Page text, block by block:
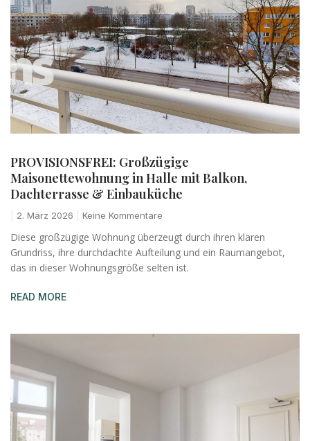
PROVISIONSFREI: Großzügige
Maisonettewohnung in Halle mit Balkon,
Dachterrasse & Einbauküche
2. März 2026 Keine Kommentare
Diese großzügige Wohnung überzeugt durch ihren klaren
Grundriss, ihre durchdachte Aufteilung und ein Raumangebot,
das in dieser Wohnungsgröße selten ist.
READ MORE